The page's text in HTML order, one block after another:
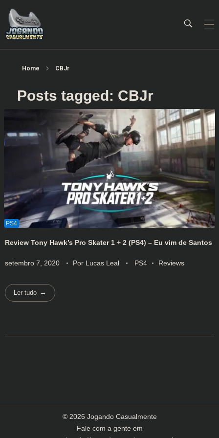
Home CBJr
Posts tagged: CBJr
Review Tony Hawk’s Pro Skater 1 + 2 (PS4) – Eu vim de Santos
setembro 7, 2020 Por Lucas Leal PS4 Reviews
Ler tudo
© 2026 Jogando Casualmente
Fale com a gente em